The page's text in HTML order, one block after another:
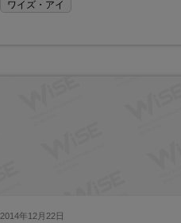
ワイズ・アイ
2014年12月22日